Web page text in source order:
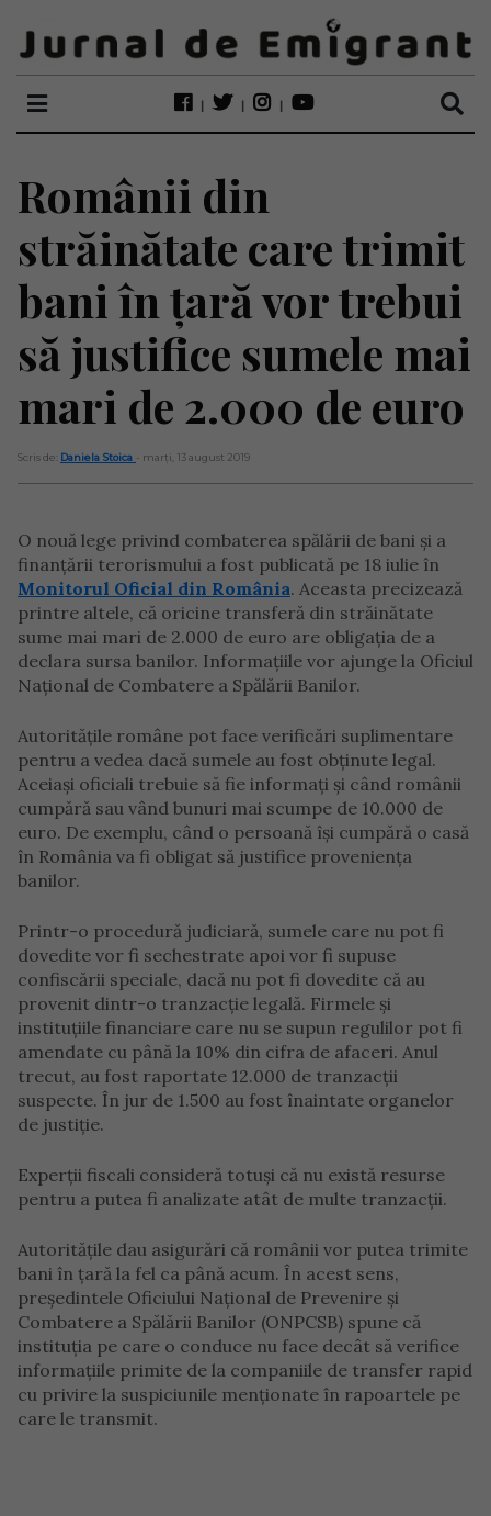
Românii din
străinătate care trimit
bani în țară vor trebui
să justifice sumele mai
mari de 2.000 de euro
Scris de: Daniela Stoica - marți, 13 august 2019
O nouă lege privind combaterea spălării de bani și a
finanțării terorismului a fost publicată pe 18 iulie în
Monitorul Oficial din România. Aceasta precizează
printre altele, că oricine transferă din străinătate
sume mai mari de 2.000 de euro are obligația de a
declara sursa banilor. Informațiile vor ajunge la Oficiul
Național de Combatere a Spălării Banilor.
Autorităţile române pot face verificări suplimentare
pentru a vedea dacă sumele au fost obţinute legal.
Aceiaşi oficiali trebuie să fie informaţi şi când românii
cumpără sau vând bunuri mai scumpe de 10.000 de
euro. De exemplu, când o persoană își cumpără o casă
în România va fi obligat să justifice proveniența
banilor.
Printr-o procedură judiciară, sumele care nu pot fi
dovedite vor fi sechestrate apoi vor fi supuse
confiscării speciale, dacă nu pot fi dovedite că au
provenit dintr-o tranzacţie legală. Firmele şi
instituţiile financiare care nu se supun regulilor pot fi
amendate cu până la 10% din cifra de afaceri. Anul
trecut, au fost raportate 12.000 de tranzacţii
suspecte. În jur de 1.500 au fost înaintate organelor
de justiţie.
Experţii fiscali consideră totuși că nu există resurse
pentru a putea fi analizate atât de multe tranzacţii.
Autoritățile dau asigurări că românii vor putea trimite
bani în țară la fel ca până acum. În acest sens,
președintele Oficiului Naţional de Prevenire şi
Combatere a Spălării Banilor (ONPCSB) spune că
instituția pe care o conduce nu face decât să verifice
informațiile primite de la companiile de transfer rapid
cu privire la suspiciunile menționate în rapoartele pe
care le transmit.